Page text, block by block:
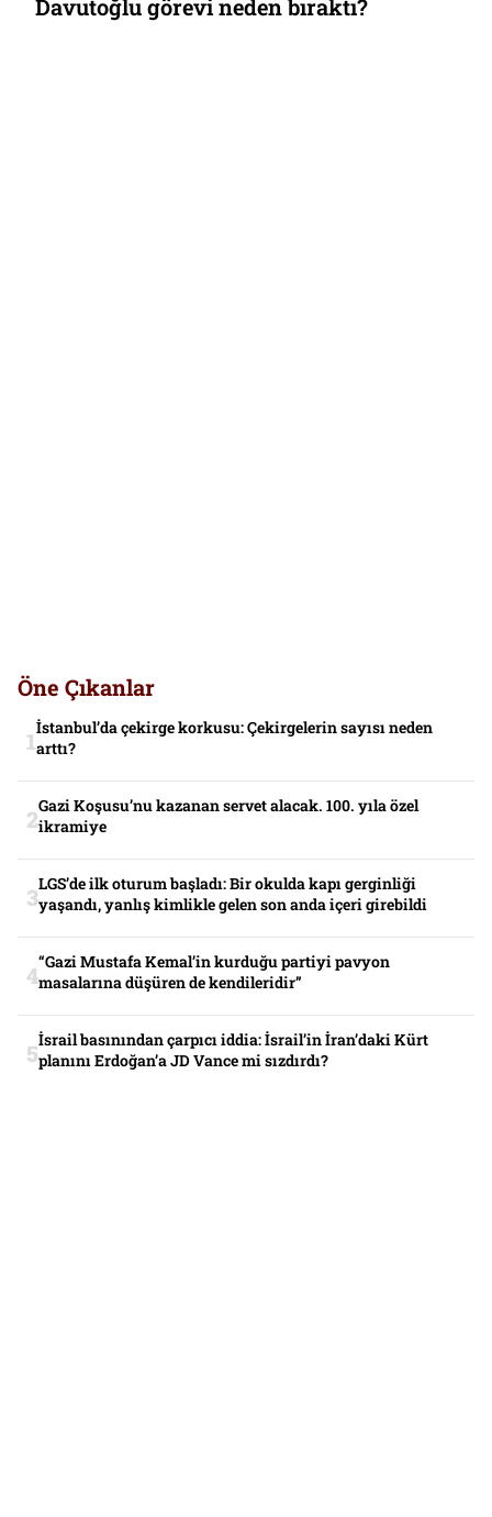
bıraktı? Bir dönemin sonu
Öne Çıkanlar
İstanbul’da çekirge korkusu: Çekirgelerin sayısı neden
arttı?
Gazi Koşusu’nu kazanan servet alacak. 100. yıla özel
ikramiye
LGS’de ilk oturum başladı: Bir okulda kapı gerginliği
yaşandı, yanlış kimlikle gelen son anda içeri girebildi
“Gazi Mustafa Kemal’in kurduğu partiyi pavyon
masalarına düşüren de kendileridir”
İsrail basınından çarpıcı iddia: İsrail’in İran’daki Kürt
planını Erdoğan’a JD Vance mi sızdırdı?